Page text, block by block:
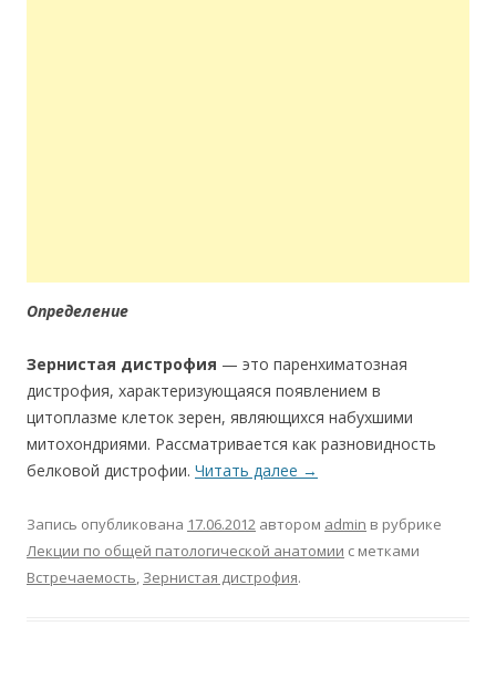
Определение
Зернистая дистрофия — это паренхиматозная
дистрофия, характеризующаяся появлением в
цитоплазме клеток зерен, являющихся набухшими
митохондриями. Рассматривается как разновидность
белковой дистрофии. Читать далее →
Запись опубликована 17.06.2012 автором admin в рубрике
Лекции по общей патологической анатомии с метками
Встречаемость, Зернистая дистрофия.